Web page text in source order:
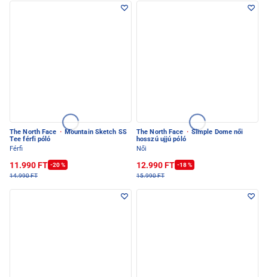
The North Face · Mountain Sketch SS
Tee férfi póló
Férfi
11.990 FT -20 %
14.990 FT
The North Face · Simple Dome női
hosszú ujjú póló
Női
12.990 FT -18 %
15.990 FT